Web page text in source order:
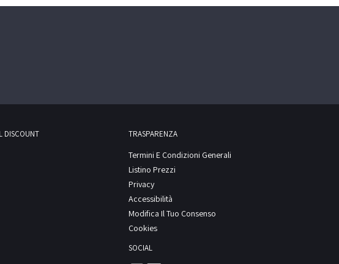
DISCOUNT TRASPARENZA
Termini E Condizioni Generali
Listino Prezzi
Privacy
Accessibilità
Modifica Il Tuo Consenso
Cookies
SOCIAL